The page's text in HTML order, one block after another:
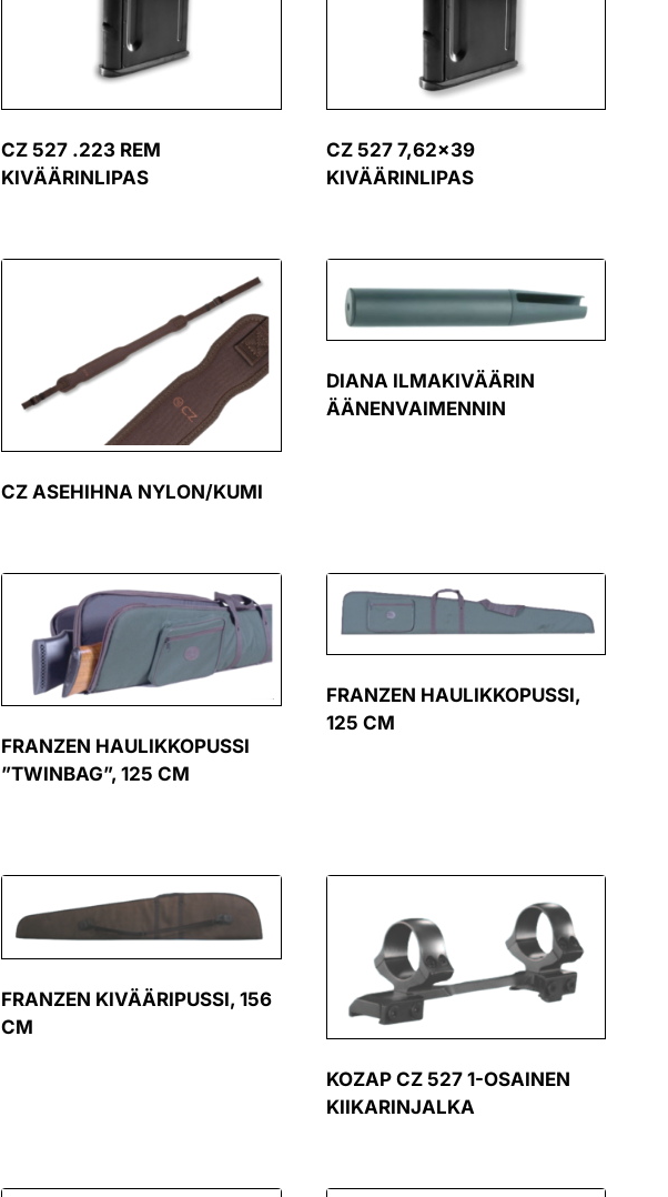
CZ 527 .223 REM
KIVÄÄRINLIPAS
CZ 527 7,62×39
KIVÄÄRINLIPAS
CZ ASEHIHNA NYLON/KUMI
DIANA ILMAKIVÄÄRIN
ÄÄNENVAIMENNIN
FRANZEN HAULIKKOPUSSI
”TWINBAG”, 125 CM
FRANZEN HAULIKKOPUSSI,
125 CM
FRANZEN KIVÄÄRIPUSSI, 156
CM
KOZAP CZ 527 1-OSAINEN
KIIKARINJALKA